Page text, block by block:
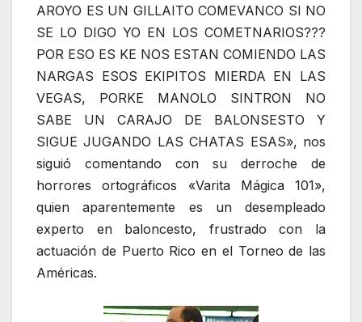
AROYO ES UN GILLAITO COMEVANCO SI NO
SE LO DIGO YO EN LOS COMETNARIOS???
POR ESO ES KE NOS ESTAN COMIENDO LAS
NARGAS ESOS EKIPITOS MIERDA EN LAS
VEGAS, PORKE MANOLO SINTRON NO
SABE UN CARAJO DE BALONSESTO Y
SIGUE JUGANDO LAS CHATAS ESAS», nos
siguió comentando con su derroche de
horrores ortográficos «Varita Mágica 101»,
quien aparentemente es un desempleado
experto en baloncesto, frustrado con la
actuación de Puerto Rico en el Torneo de las
Américas.